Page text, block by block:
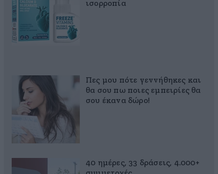
ισορροπία
Πες μου πότε γεννήθηκες και
θα σου πω ποιες εμπειρίες θα
σου έκανα δώρο!
40 ημέρες, 33 δράσεις, 4.000+